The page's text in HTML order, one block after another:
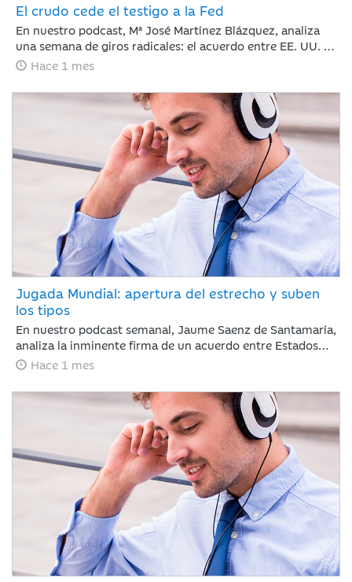
El crudo cede el testigo a la Fed
En nuestro podcast, Mª José Martínez Blázquez, analiza
una semana de giros radicales: el acuerdo entre EE. UU. e
Irán reabre el Estrecho de Ormuz y hunde el petróleo por
debuta en la Fed rompiendo el guion con un mensaje duro
y menos explicaciones que promete traer volatilidad.
¿Cómo reaccionan los mercados? Con subidas en Europa
y la Inteligencia Artificial imparable.
Hace 1 mes
Jugada Mundial: apertura del estrecho y suben
los tipos
En nuestro podcast semanal, Jaume Saenz de Santamaría,
analiza la inminente firma de un acuerdo entre Estados
Unidos e Irán. El acuerdo reduce el riesgo geopolítico y
de Ormúz como principal catalizador, una caída del brent
hasta 82 dólares y un comportamiento positivo de la
renta variable, especialmente en Nasdaq. En este
contexto, la atención del inversor se desplaza desde
Oriente Medio hacia la política monetaria, con el BCE
ejecutando una subida de 25 puntos básicos y el foco
puesto ahora en el calendario de próximos movimientos
tanto en Europa como en Estados Unidos.
Hace 1 mes